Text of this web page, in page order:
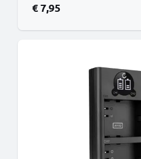
€ 7,95